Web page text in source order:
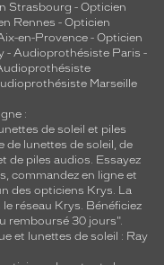
Strasbourg - Opticien
Rennes - Opticien
en-Provence - Opticien
- Audioprothésiste Paris -
Marseille
:
de soleil et piles
de lunettes de soleil, de
de piles audios. Essayez
commandez en ligne et
des opticiens Krys. La
réseau Krys. Bénéficiez
remboursé 30 jours".
et lunettes de soleil : Ray